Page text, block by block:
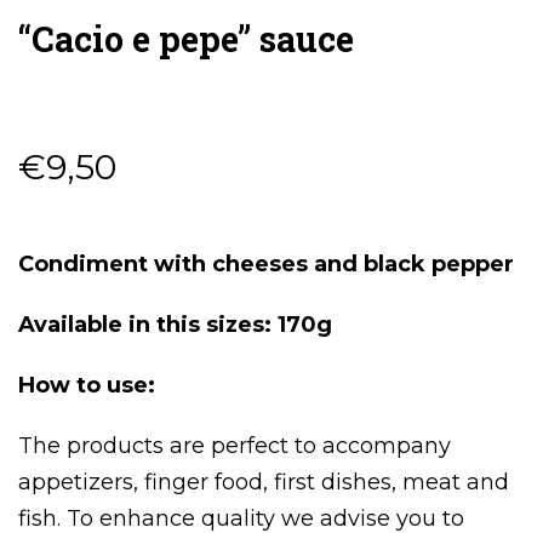
“Cacio e pepe” sauce
€9,50
Condiment with cheeses and black pepper
Available in this sizes: 170g
How to use:
The products are perfect to accompany
appetizers, finger food, first dishes, meat and
fish. To enhance quality we advise you to